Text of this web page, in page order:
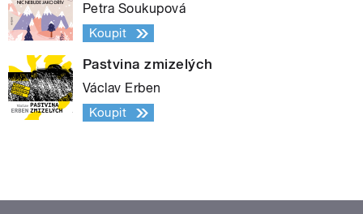
Petra Soukupová
Koupit
Pastvina zmizelých
Václav Erben
Koupit